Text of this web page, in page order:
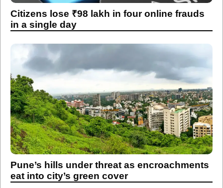
Citizens lose ₹98 lakh in four online frauds
in a single day
Pune’s hills under threat as encroachments
eat into city’s green cover